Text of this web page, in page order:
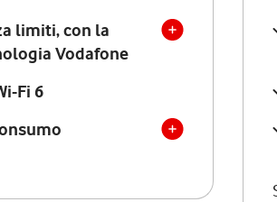
limiti, con la
Vodafone
Fi 6